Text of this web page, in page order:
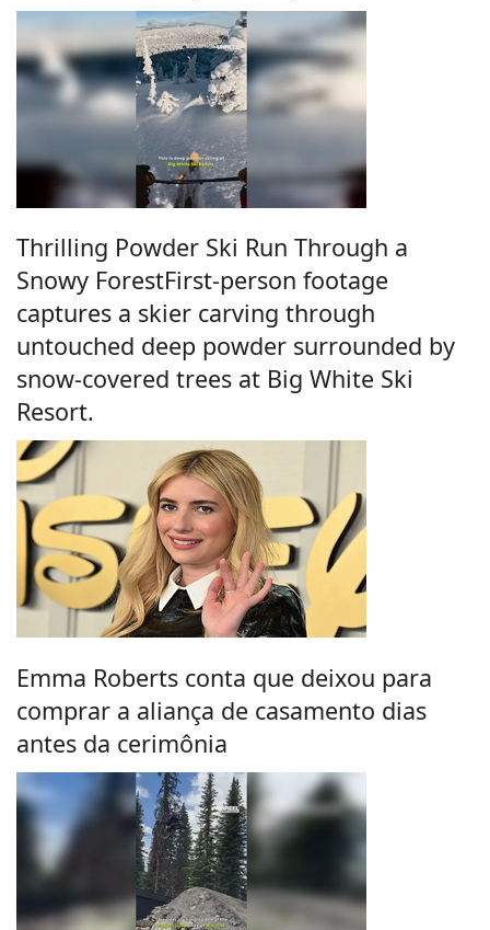
Thrilling Powder Ski Run Through a
Snowy ForestFirst-person footage
captures a skier carving through
untouched deep powder surrounded by
snow-covered trees at Big White Ski
Resort.
Emma Roberts conta que deixou para
comprar a aliança de casamento dias
antes da cerimônia